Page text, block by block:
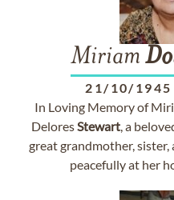
Miriam
21/10/1945
In Loving Memory of
DeloresStewart, a
great grandmother, sister,
peacefully at her